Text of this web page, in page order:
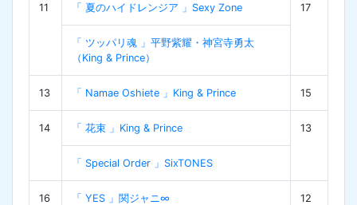
11 「 夏のハイドレンジア 」Sexy Zone 17
「 ツッパリ魂 」平野紫耀・神宮寺勇太
（King & Prince）
13 「 Namae Oshiete 」King & Prince 15
14 「 花束 」King & Prince 13
「 Special Order 」SixTONES
16 「 YES 」関ジャニ∞ 12